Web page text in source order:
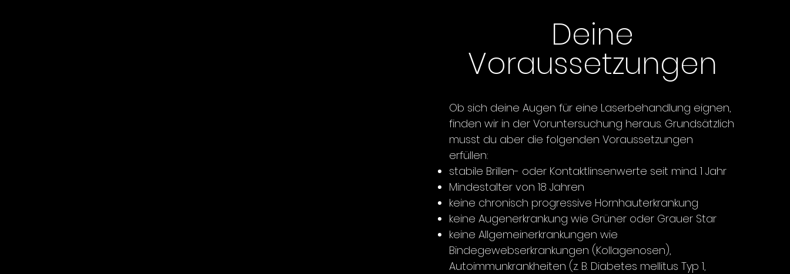
Deine
Voraussetzungen
Ob sich deine Augen für eine Laserbehandlung eignen,
finden wir in der Voruntersuchung heraus. Grundsätzlich
musst du aber die folgenden Voraussetzungen
erfüllen:
stabile Brillen- oder Kontaktlinsenwerte seit mind. 1 Jahr
Mindestalter von 18 Jahren
keine chronisch progressive Hornhauterkrankung
keine Augenerkrankung wie Grüner oder Grauer Star
keine Allgemeinerkrankungen wie
Bindegewebserkrankungen (Kollagenosen),
Autoimmunkrankheiten (z. B. Diabetes mellitus Typ 1,